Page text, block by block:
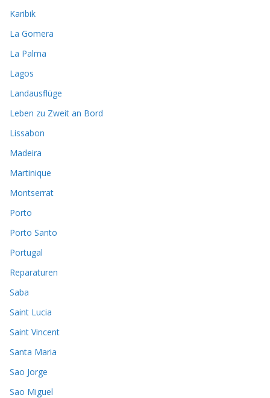
Karibik
La Gomera
La Palma
Lagos
Landausflüge
Leben zu Zweit an Bord
Lissabon
Madeira
Martinique
Montserrat
Porto
Porto Santo
Portugal
Reparaturen
Saba
Saint Lucia
Saint Vincent
Santa Maria
Sao Jorge
Sao Miguel